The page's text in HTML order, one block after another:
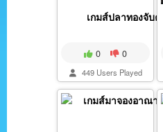
เกมส์ปลาทองจับคู่
0 0
449 Users Played